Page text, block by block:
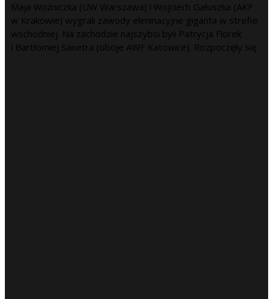
Maja Woźniczka (UW Warszawa) i Wojciech Gałuszka (AKF
w Krakowie) wygrali zawody eliminacyjne giganta w strefie
wschodniej. Na zachodzie najszybsi byli Patrycja Florek
i Bartłomiej Sanetra (oboje AWF Katowice). Rozpoczęły się